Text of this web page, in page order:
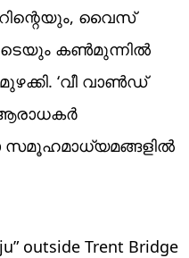
വൈസ്
കണ്‍മുന്നില്‍
‘വീ വാണ്‍ഡ്
സമൂഹമാധ്യമങ്ങളില്‍
outside Trent Bridge